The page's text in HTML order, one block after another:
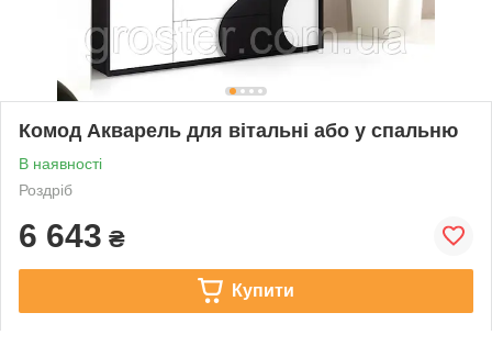
Комод Акварель для вітальні або у спальню
В наявності
Роздріб
6 643 ₴
Купити